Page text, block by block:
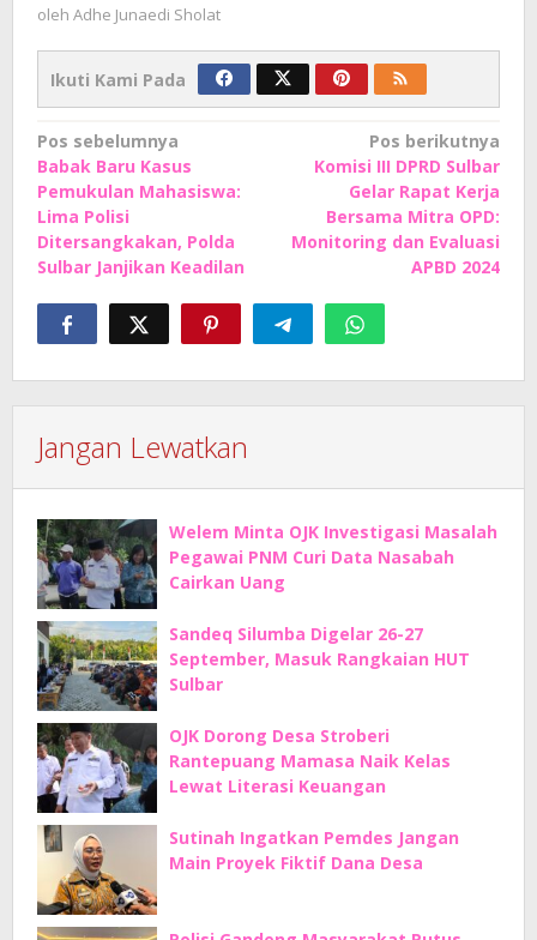
oleh Adhe Junaedi Sholat
Ikuti Kami Pada
Navigasi
pos
Pos sebelumnya
Babak Baru Kasus
Pemukulan Mahasiswa:
Lima Polisi
Ditersangkakan, Polda
Sulbar Janjikan Keadilan
Pos berikutnya
Komisi III DPRD Sulbar
Gelar Rapat Kerja
Bersama Mitra OPD:
Monitoring dan Evaluasi
APBD 2024
Jangan Lewatkan
Welem Minta OJK Investigasi Masalah
Pegawai PNM Curi Data Nasabah
Cairkan Uang
Sandeq Silumba Digelar 26-27
September, Masuk Rangkaian HUT
Sulbar
OJK Dorong Desa Stroberi
Rantepuang Mamasa Naik Kelas
Lewat Literasi Keuangan
Sutinah Ingatkan Pemdes Jangan
Main Proyek Fiktif Dana Desa